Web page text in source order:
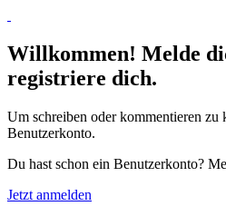
Willkommen! Melde
registriere dich.
Um schreiben oder kommentieren zu
Benutzerkonto.
Du hast schon ein Benutzerkonto?
Jetzt anmelden